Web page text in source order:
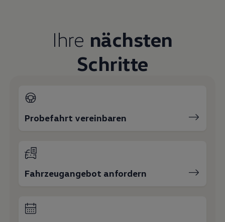
Ihre nächsten
Schritte
Probefahrt vereinbaren
Fahrzeugangebot anfordern